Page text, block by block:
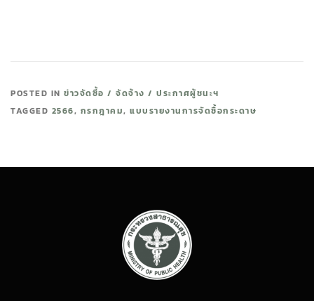
POSTED IN ข่าวจัดซื้อ / จัดจ้าง / ประกาศผู้ชนะฯ
TAGGED 2566, กรกฎาคม, แบบรายงานการจัดซื้อกระดาษ